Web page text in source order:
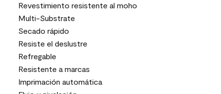
Revestimiento resistente al moho
Multi-Substrate
Secado rápido
Resiste el deslustre
Refregable
Resistente a marcas
Imprimación automática